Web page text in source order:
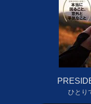
ひとり